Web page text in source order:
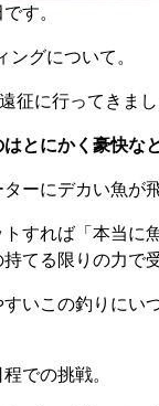
す。
グについて。
征に行ってきまし
とにかく豪快な
ーにデカい魚が
すれば「本当に
てる限りの力で
いこの釣りにい
での挑戦。